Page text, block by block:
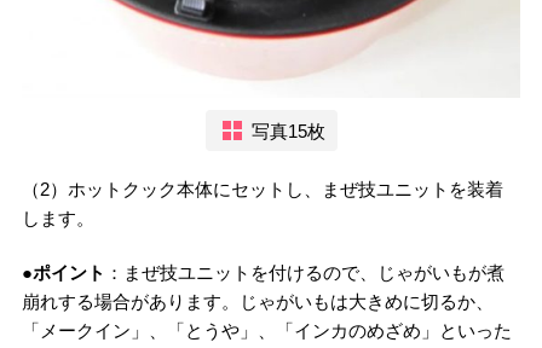
写真15枚
（2）ホットクック本体にセットし、まぜ技ユニットを装着
します。
●ポイント ：まぜ技ユニットを付けるので、じゃがいもが煮
崩れする場合があります。じゃがいもは大きめに切るか、
「メークイン」、「とうや」、「インカのめざめ」といった